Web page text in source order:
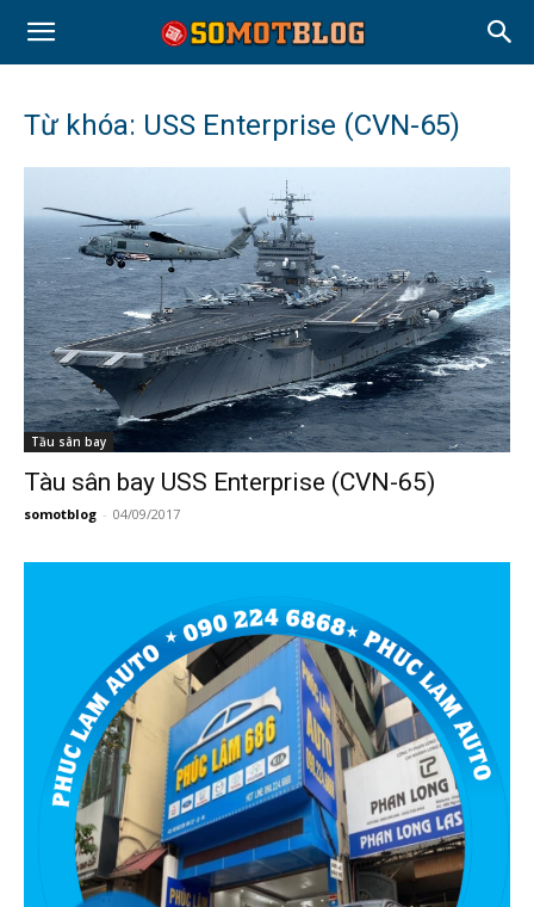
Từ khóa: USS Enterprise (CVN-65)
Tầu sân bay
Tàu sân bay USS Enterprise (CVN-65)
somotblog - 04/09/2017